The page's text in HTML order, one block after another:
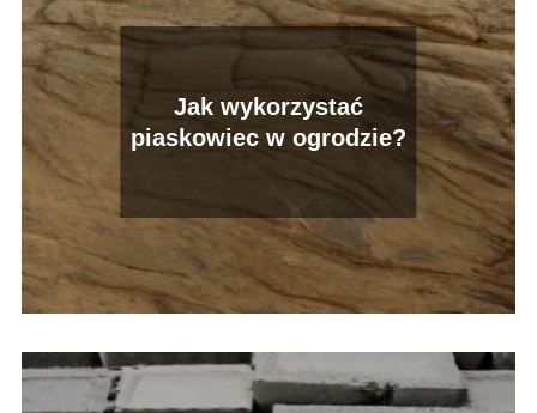
Jak wykorzystać
piaskowiec w ogrodzie?